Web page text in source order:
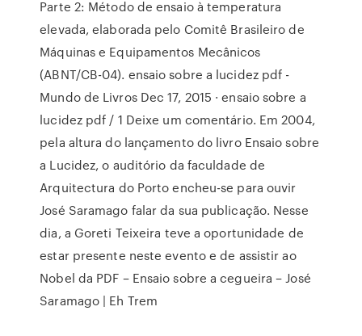
Parte 2: Método de ensaio à temperatura
elevada, elaborada pelo Comitê Brasileiro de
Máquinas e Equipamentos Mecânicos
(ABNT/CB-04). ensaio sobre a lucidez pdf -
Mundo de Livros Dec 17, 2015 · ensaio sobre a
lucidez pdf / 1 Deixe um comentário. Em 2004,
pela altura do lançamento do livro Ensaio sobre
a Lucidez, o auditório da faculdade de
Arquitectura do Porto encheu-se para ouvir
José Saramago falar da sua publicação. Nesse
dia, a Goreti Teixeira teve a oportunidade de
estar presente neste evento e de assistir ao
Nobel da PDF – Ensaio sobre a cegueira – José
Saramago | Eh Trem